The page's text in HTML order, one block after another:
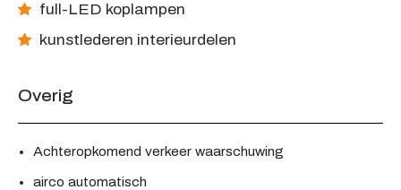
full-LED koplampen
kunstlederen interieurdelen
Overig
Achteropkomend verkeer waarschuwing
airco automatisch